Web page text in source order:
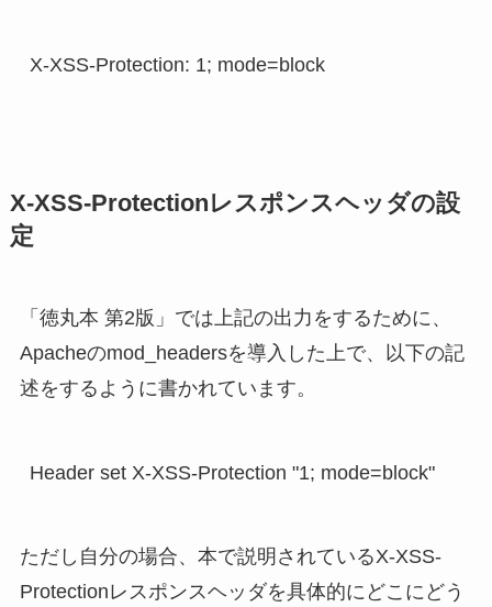
X-XSS-Protection: 1; mode=block
X-XSS-Protectionレスポンスヘッダの設
定
「徳丸本 第2版」では上記の出力をするために、
Apacheのmod_headersを導入した上で、以下の記
述をするように書かれています。
Header set X-XSS-Protection "1; mode=block"
ただし自分の場合、本で説明されているX-XSS-
Protectionレスポンスヘッダを具体的にどこにどう